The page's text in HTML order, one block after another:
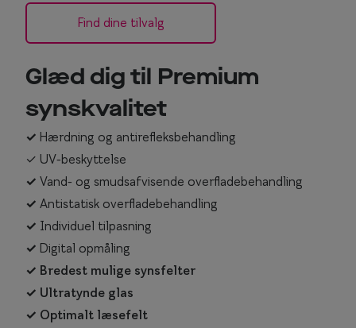
Stilguide
Icons
Statements
Essentials
Find dine tilvalg
Glæd dig til Premium
synskvalitet
✓ Hærdning og antirefleksbehandling
✓ UV-beskyttelse
✓ Vand- og smudsafvisende overfladebehandling
✓ Antistatisk overfladebehandling
✓ Individuel tilpasning
✓ Digital opmåling
✓ Bredest mulige synsfelter
✓ Ultratynde glas
✓ Optimalt læsefelt